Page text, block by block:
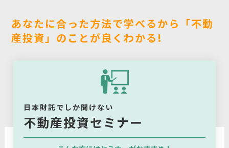
あなたに合った方法で学べるから「不動
産投資」のことが良くわかる!
日本財託でしか聞けない
不動産投資セミナー